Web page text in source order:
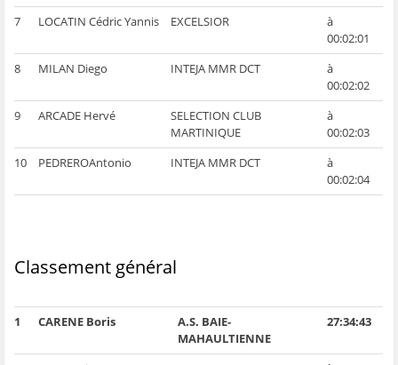
7
LOCATIN Cédric Yannis EXCELSIOR
à
00:02:01
8
MILAN Diego INTEJA MMR DCT
à
00:02:02
9
ARCADE Hervé
SELECTION CLUB
MARTINIQUE
à
00:02:03
10
PEDREROAntonio INTEJA MMR DCT
à
00:02:04
Classement général
1 CARENE Boris
A.S. BAIE-
MAHAULTIENNE
27:34:43